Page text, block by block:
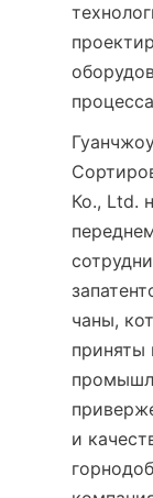
Ко., Ltd.
чаны,
и